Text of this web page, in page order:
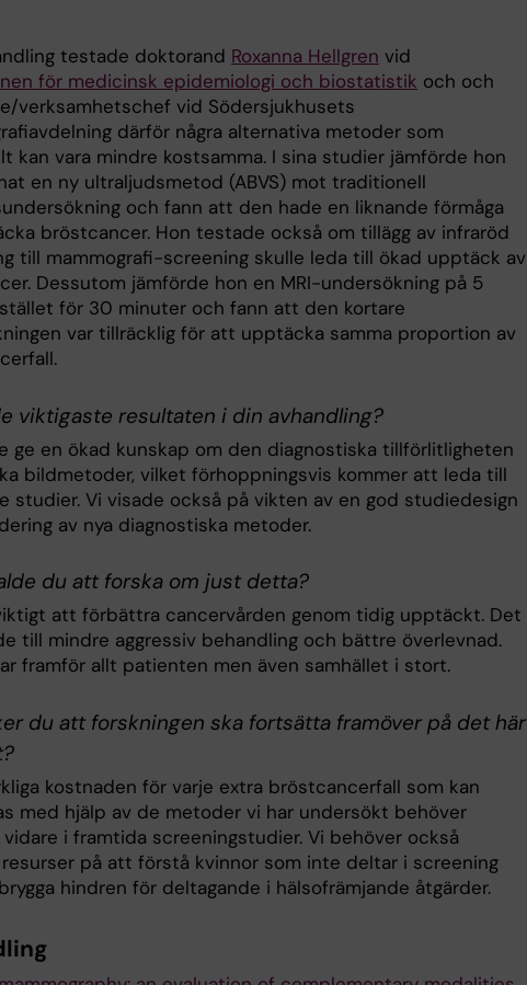
testade doktorand Roxanna Hellgren vid
för medicinsk epidemiologi och biostatistik och och
verksamhetschef vid Södersjukhusets
därför några alternativa metoder som
kan vara mindre kostsamma. I sina studier jämförde hon
en ny ultraljudsmetod (ABVS) mot traditionell
och fann att den hade en liknande förmåga
bröstcancer. Hon testade också om tillägg av infraröd
till mammografi-screening skulle leda till ökad upptäck av
Dessutom jämförde hon en MRI-undersökning på 5
för 30 minuter och fann att den kortare
var tillräcklig för att upptäcka samma proportion av
viktigaste resultaten i din avhandling?
ge en ökad kunskap om den diagnostiska tillförlitligheten
bildmetoder, vilket förhoppningsvis kommer att leda till
studier. Vi visade också på vikten av en god studiedesign
av nya diagnostiska metoder.
du att forska om just detta?
att förbättra cancervården genom tidig upptäckt. Det
till mindre aggressiv behandling och bättre överlevnad.
framför allt patienten men även samhället i stort.
du att forskningen ska fortsätta framöver på det här
kostnaden för varje extra bröstcancerfall som kan
med hjälp av de metoder vi har undersökt behöver
i framtida screeningstudier. Vi behöver också
på att förstå kvinnor som inte deltar i screening
hindren för deltagande i hälsofrämjande åtgärder.